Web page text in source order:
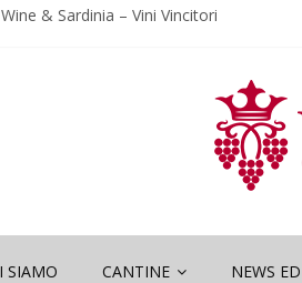
2025
Wine & Sardinia – Vini Vincitori
Nona Edizione “Wine and Sardinia”
SIAMO CANTINE NEWS